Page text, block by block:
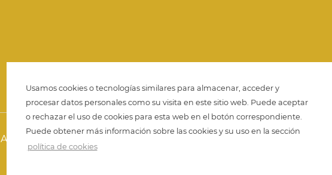
Usamos cookies o tecnologías similares para almacenar, acceder y
procesar datos personales como su visita en este sitio web. Puede aceptar
o rechazar el uso de cookies para esta web en el botón correspondiente.
Puede obtener más información sobre las cookies y su uso en la sección
política de cookies
Aviso legal Política de cookies